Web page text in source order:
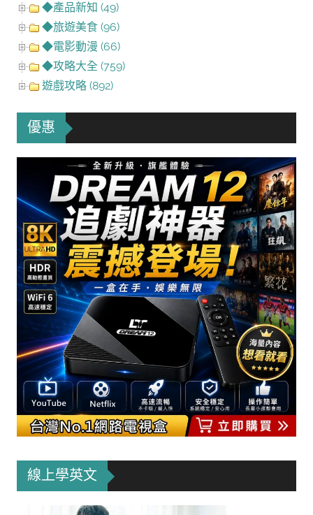
◆產品新知 (49)
◆旅遊美食 (96)
◆電影動漫 (66)
◆攻略大全 (759)
遊戲攻略 (892)
優惠
線上學英文